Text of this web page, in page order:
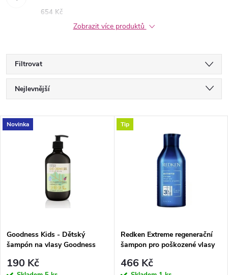
654 Kč
Zobrazit více produktů
Filtrovat
Ř
a
p
r
Nejlevnější
Nejprodávanější
V
s
p
Novinka
Goodness Kids - Dětský
šampón na vlasy Goodness
190 Kč
Tip
Redken Extreme regenerační
šampon pro poškozené vlasy
466 Kč